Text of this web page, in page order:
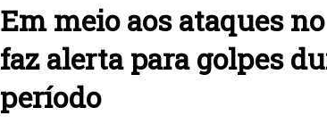
Em meio aos ataques
faz alerta para golpes
período